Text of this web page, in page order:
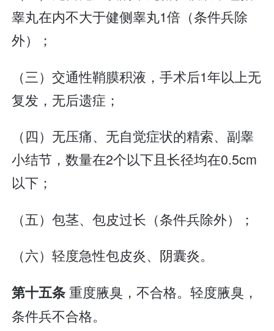
睾丸在内不大于健侧睾丸1倍（条件兵除
外）；
（三）交通性鞘膜积液，手术后1年以上无
复发，无后遗症；
（四）无压痛、无自觉症状的精索、副睾
小结节，数量在2个以下且长径均在0.5cm
以下；
（五）包茎、包皮过长（条件兵除外）；
（六）轻度急性包皮炎、阴囊炎。
第十五条重度腋臭，不合格。轻度腋臭，
条件兵不合格。